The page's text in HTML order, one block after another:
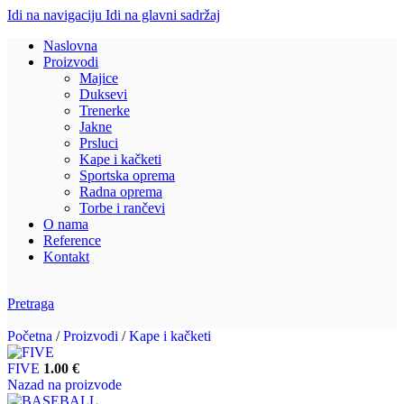
Idi na navigaciju Idi na glavni sadržaj
Naslovna
Proizvodi
Majice
Duksevi
Trenerke
Jakne
Prsluci
Kape i kačketi
Sportska oprema
Radna oprema
Torbe i rančevi
O nama
Reference
Kontakt
Pretraga
Početna / Proizvodi / Kape i kačketi
FIVE 1.00 €
Nazad na proizvode